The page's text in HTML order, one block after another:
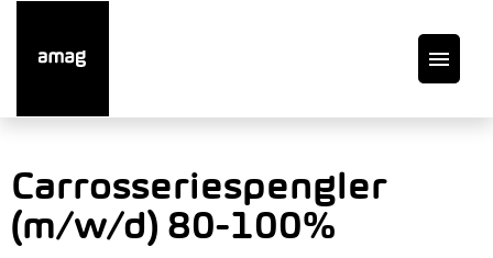
Offene Stellen
Carrosseriespengler
(m/w/d) 80-100%